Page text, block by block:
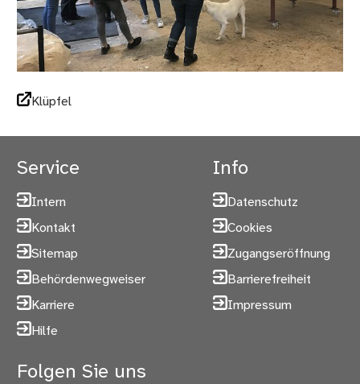
Klüpfel
Service
Intern
Kontakt
Sitemap
Behördenwegweiser
Karriere
Hilfe
Info
Datenschutz
Cookies
Zugangseröffnung
Barrierefreiheit
Impressum
Folgen Sie uns